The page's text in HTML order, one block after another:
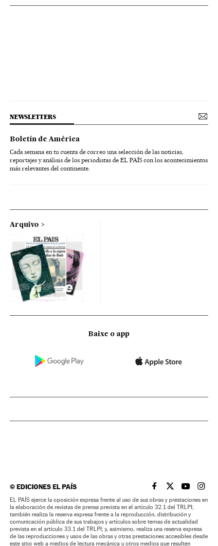
NEWSLETTERS
Boletín de América
Cada semana en tu cuenta de correo una selección de las noticias,
reportajes y análisis de los periodistas de EL PAÍS con los acontecimientos
más relevantes del continente.
Arquivo
Baixe o app
©EDICIONES EL PAÍS EL PAÍS BRASIL EN
EL PAÍSEL PAÍS
EL
EL PAÍS ejerce la oposición expresa frente al uso de sus obras y prestaciones en
la elaboración de revistas de prensa prevista en el artículo 32.1 del TRLPI;
también realiza la reserva expresa frente a la reproducción, distribución y
comunicación pública de sus trabajos y artículos sobre temas de actualidad
prevista en el artículo 33.1 del TRLPI; y, asimismo, realiza una reserva expresa
de las reproducciones y usos de las obras y otras prestaciones accesibles desde
este sitio web a medios de lectura mecánica u otros medios que resulten